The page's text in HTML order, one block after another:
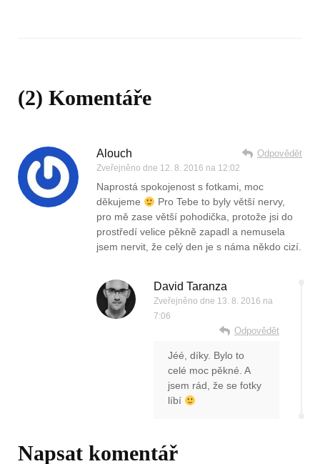
(2) Komentáře
Alouch
Zveřejněno dne 12. 8. 2016 na 12:02
Odpovědět
Naprostá spokojenost s fotkami, moc
děkujeme
Pro Tebe to byly větší nervy,
pro mě zase větší pohodička, protože jsi do
prostředí velice pěkně zapadl a nemusela
jsem nervit, že celý den je s náma někdo cizí.
David Taranza
Zveřejněno dne 13. 8. 2016 na
7:06
Odpovědět
Jéé, díky. Bylo to
celé moc pěkné. A
jsem rád, že se fotky
líbí
Napsat komentář